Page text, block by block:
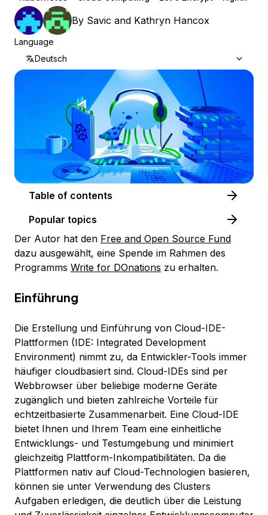
By Savic and Kathryn Hancox
Language
Deutsch
Table of contents
Popular topics
Der Autor hat den Free and Open Source Fund
dazu ausgewählt, eine Spende im Rahmen des
Programms Write for DOnations zu erhalten.
Einführung
Die Erstellung und Einführung von Cloud-IDE-
Plattformen (IDE: Integrated Development
Environment) nimmt zu, da Entwickler-Tools immer
häufiger cloudbasiert sind. Cloud-IDEs sind per
Webbrowser über beliebige moderne Geräte
zugänglich und bieten zahlreiche Vorteile für
echtzeitbasierte Zusammenarbeit. Eine Cloud-IDE
bietet Ihnen und Ihrem Team eine einheitliche
Entwicklungs- und Testumgebung und minimiert
gleichzeitig Plattform-Inkompatibilitäten. Da die
Plattformen nativ auf Cloud-Technologien basieren,
können sie unter Verwendung des Clusters
Aufgaben erledigen, die deutlich über die Leistung